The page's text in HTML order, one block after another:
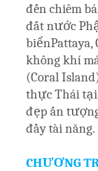
đến chiêm
đất nước
biểnPattaya,
không khí
(Coral
thực Thái
đẹp ấn
đầy tài năng.
CHƯƠNG